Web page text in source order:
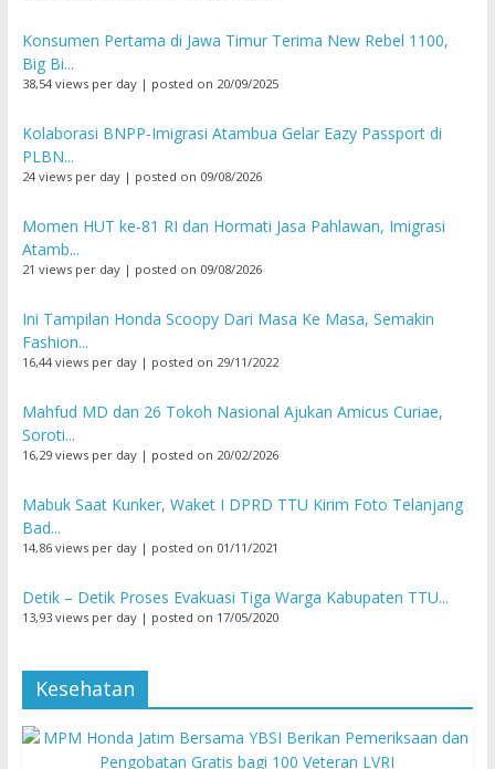
Konsumen Pertama di Jawa Timur Terima New Rebel 1100,
Big Bi...
38,54 views per day| posted on 20/09/2025
Kolaborasi BNPP-Imigrasi Atambua Gelar Eazy Passport di
PLBN...
24 views per day| posted on 09/08/2026
Momen HUT ke-81 RI dan Hormati Jasa Pahlawan, Imigrasi
Atamb...
21 views per day| posted on 09/08/2026
Ini Tampilan Honda Scoopy Dari Masa Ke Masa, Semakin
Fashion...
16,44 views per day| posted on 29/11/2022
Mahfud MD dan 26 Tokoh Nasional Ajukan Amicus Curiae,
Soroti...
16,29 views per day| posted on 20/02/2026
Mabuk Saat Kunker, Waket I DPRD TTU Kirim Foto Telanjang
Bad...
14,86 views per day| posted on 01/11/2021
Detik – Detik Proses Evakuasi Tiga Warga Kabupaten TTU...
13,93 views per day| posted on 17/05/2020
Kesehatan